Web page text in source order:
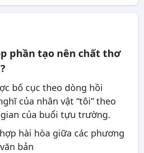
phần tạo nên chất thơ
bố cục theo dòng hồi
của nhân vật “tôi” theo
của buổi tựu trường.
hài hòa giữa các phương
bản